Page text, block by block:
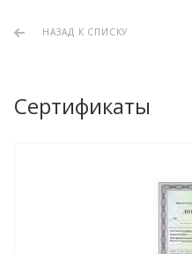
НАЗАД К СПИСКУ
Сертификаты